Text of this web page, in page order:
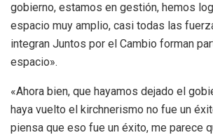
gobierno, estamos en gestión, hemos
espacio muy amplio, casi todas las
integran Juntos por el Cambio forman
espacio».
«Ahora bien, que hayamos dejado el
haya vuelto el kirchnerismo no fue un
piensa que eso fue un éxito, me parece